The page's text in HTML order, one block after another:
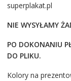
superplakat.pl
NIE WYSYŁAMY
PO DOKONANIU
DO PLIKU.
Kolory na